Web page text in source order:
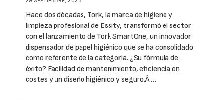
Hace dos décadas, Tork, la marca de higiene y
limpieza profesional de Essity, transformó el sector
con el lanzamiento de Tork SmartOne, un innovador
dispensador de papel higiénico que se ha consolidado
como referente de la categoría. ¿Su fórmula de
éxito? Facilidad de mantenimiento, eficiencia en
costes y un diseño higiénico y seguro.Â …